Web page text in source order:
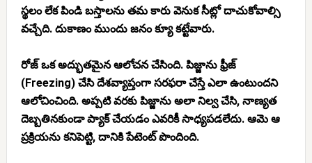
స్థలం లేక పిండి బస్తాలను తమ కారు వెనుక సీట్లో దాచుకోవాల్సి
వచ్చేది. దుకాణం ముందు జనం క్యూ కట్టేవారు.
రోజ్ ఒక అద్భుతమైన ఆలోచన చేసింది. పిజ్జాను ఫ్రీజ్
(Freezing) చేసి దేశవ్యాప్తంగా సరఫరా చేస్తే ఎలా ఉంటుందని
ఆలోచించింది. అప్పటి వరకు పిజ్జాను అలా నిల్వ చేసి, నాణ్యత
దెబ్బతినకుండా ప్యాక్ చేయడం ఎవరికీ సాధ్యపడలేదు. ఆమె ఆ
ప్రక్రియను కనిపెట్టి, దానికి పేటెంట్ పొందింది.